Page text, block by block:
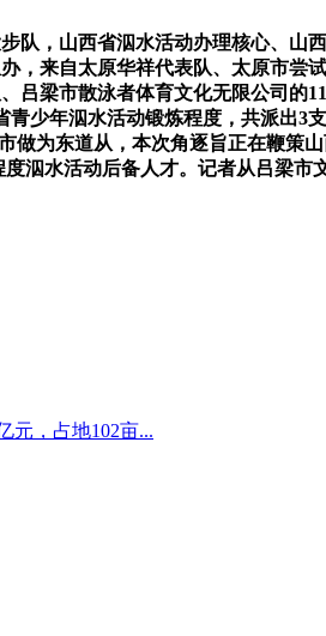
，山西省泅水活动办理核心、山
来自太原华祥代表队、太原市尝
梁市散泳者体育文化无限公司的
少年泅水活动锻炼程度，共派出3
做为东道从，本次角逐旨正在鞭策
泅水活动后备人才。记者从吕梁市
元，占地102亩...